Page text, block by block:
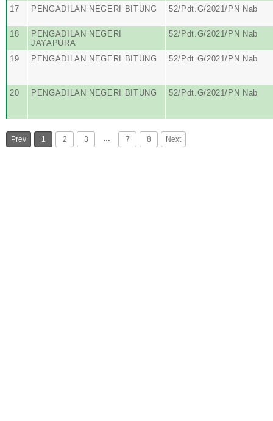
17 PENGADILAN NEGERI BITUNG 52/Pdt.G/2021/PN Nab
18
PENGADILAN NEGERI
JAYAPURA
52/Pdt.G/2021/PN Nab
19 PENGADILAN NEGERI BITUNG 52/Pdt.G/2021/PN Nab
20 PENGADILAN NEGERI BITUNG 52/Pdt.G/2021/PN Nab
Prev 1 2 3 … 7 8 Next